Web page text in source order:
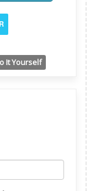
It Yourself